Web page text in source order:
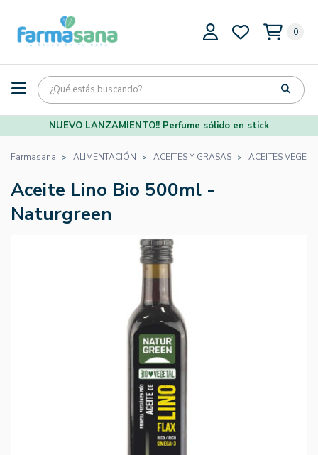
0
NUEVO LANZAMIENTO!! Perfume sólido en stick
Farmasana ALIMENTACIÓN ACEITES Y GRASAS ACEITES
Aceite Lino Bio 500ml -
Naturgreen